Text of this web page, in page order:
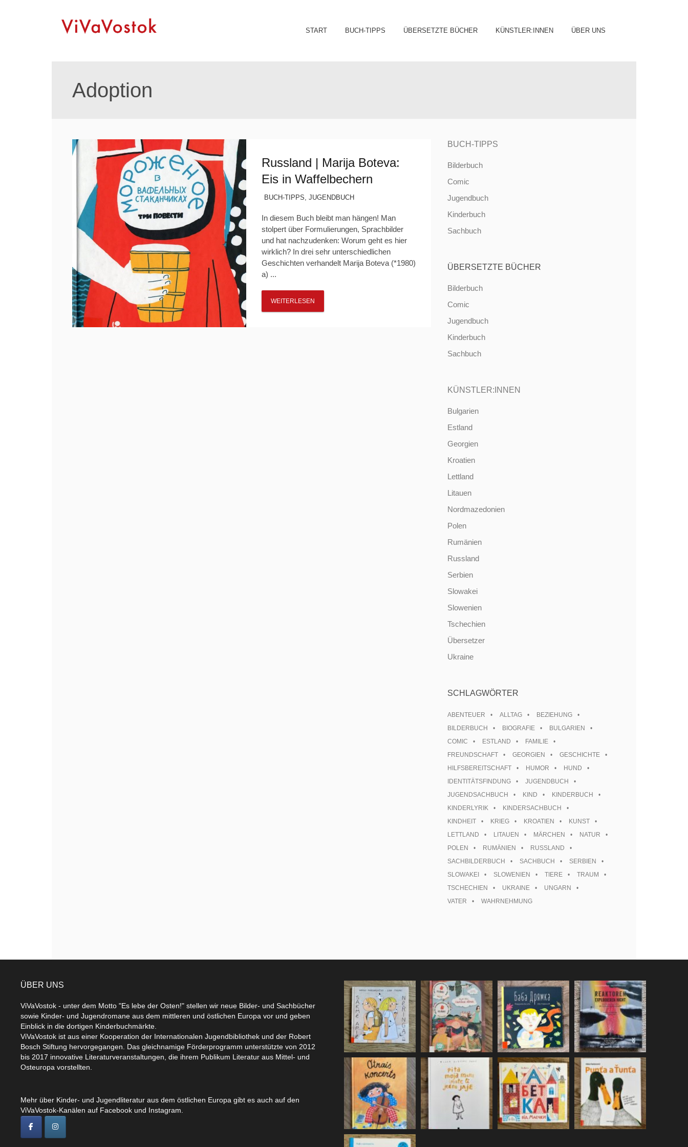
Skip
START BUCH-TIPPS ÜBERSETZTE BÜCHER KÜNSTLER:INNEN ÜBER UNS
Adoption
Russland | Marija Boteva:
Eis in Waffelbechern
BUCH-TIPPS, JUGENDBUCH
In diesem Buch bleibt man hängen! Man
stolpert über Formulierungen, Sprachbilder
und hat nachzudenken: Worum geht es hier
wirklich? In drei sehr unterschiedlichen
Geschichten verhandelt Marija Boteva (*1980)
a) ...
WEITERLESEN
BUCH-TIPPS
Bilderbuch
Comic
Jugendbuch
Kinderbuch
Sachbuch
ÜBERSETZTE BÜCHER
Bilderbuch
Comic
Jugendbuch
Kinderbuch
Sachbuch
KÜNSTLER:INNEN
Bulgarien
Estland
Georgien
Kroatien
Lettland
Litauen
Nordmazedonien
Polen
Rumänien
Russland
Serbien
Slowakei
Slowenien
Tschechien
Übersetzer
Ukraine
SCHLAGWÖRTER
ABENTEUER ALLTAG
BEZIEHUNG
BILDERBUCH
BIOGRAFIE
BULGARIEN
COMIC
ESTLAND
FAMILIE
FREUNDSCHAFT
GEORGIEN
GESCHICHTE
HILFSBEREITSCHAFT
HUMOR
HUND
IDENTITÄTSFINDUNG
JUGENDBUCH
JUGENDSACHBUCH
KIND
KINDERBUCH
KINDERLYRIK
KINDERSACHBUCH
KINDHEIT
KRIEG KROATIEN
KUNST
LETTLAND
LITAUEN MÄRCHEN
NATUR
POLEN
RUMÄNIEN
RUSSLAND
SACHBILDERBUCH
SACHBUCH
SERBIEN
SLOWAKEI
SLOWENIEN TIERE
TRAUM
TSCHECHIEN
UKRAINE
UNGARN
VATER
WAHRNEHMUNG
ÜBER UNS
ViVaVostok - unter dem Motto "Es lebe der Osten!" stellen wir neue Bilder- und Sachbücher
sowie Kinder- und Jugendromane aus dem mittleren und östlichen Europa vor und geben
Einblick in die dortigen Kinderbuchmärkte.
ViVaVostok ist aus einer Kooperation der Internationalen Jugendbibliothek und der Robert
Bosch Stiftung hervorgegangen. Das gleichnamige Förderprogramm unterstützte von 2012
bis 2017 innovative Literaturveranstaltungen, die ihrem Publikum Literatur aus Mittel- und
Osteuropa vorstellten.
Mehr über Kinder- und Jugendliteratur aus dem östlichen Europa gibt es auch auf den
ViVaVostok-Kanälen auf Facebook und Instagram.